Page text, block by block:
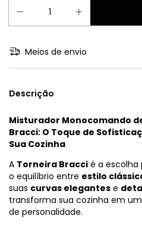
Meios de envio
Descrição
Misturador Monocomando
Bracci: O Toque de
Sua Cozinha
A Torneira Bracci é a
o equilíbrio entre estilo
suas curvas elegantes e
transforma sua cozinha em
de personalidade.